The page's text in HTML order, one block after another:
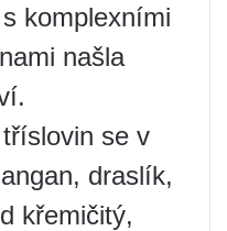
komplexními
našla
se v
draslík,
křemičitý,